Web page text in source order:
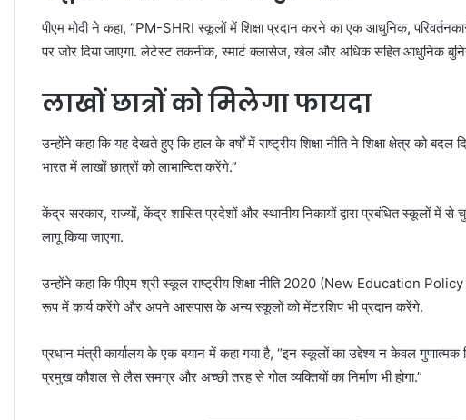
पीएम मोदी ने कहा, “PM-SHRI स्कूलों में शिक्षा प्रदान करने का एक आधुनिक,
पर जोर दिया जाएगा. लेटेस्ट तकनीक, स्मार्ट क्लासेज, खेल और अधिक सहित आधुनिक
लाखों छात्रों को मिलेगा फायदा
उन्होंने कहा कि यह देखते हुए कि हाल के वर्षों में राष्ट्रीय शिक्षा नीति ने शिक्षा क्षेत्र को
भारत में लाखों छात्रों को लाभान्वित करेंगे.”
केंद्र सरकार, राज्यों, केंद्र शासित प्रदेशों और स्थानीय निकायों द्वारा प्रबंधित स्कूलों
लागू किया जाएगा.
उन्होंने कहा कि पीएम श्री स्कूल राष्ट्रीय शिक्षा नीति 2020 (New Education
रूप में कार्य करेंगे और अपने आसपास के अन्य स्कूलों को मेंटरशिप भी प्रदान करेंगे.
प्रधान मंत्री कार्यालय के एक बयान में कहा गया है, “इन स्कूलों का उद्देश्य न केवल गुणात्मक
प्रमुख कौशल से लैस समग्र और अच्छी तरह से गोल व्यक्तियों का निर्माण भी होगा.”